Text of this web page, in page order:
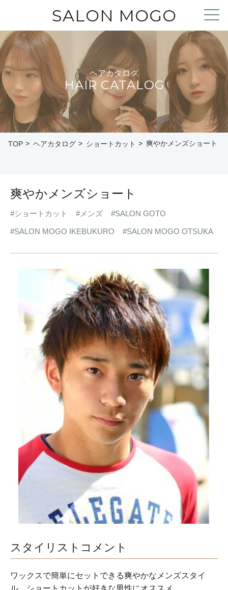
SALON MOGO
ヘアカタログ
HAIR CATALOG
TOP ヘアカタログ ショートカット 爽やかメンズショート
爽やかメンズショート
#ショートカット #メンズ #SALON GOTO
#SALON MOGO IKEBUKURO #SALON MOGO OTSUKA
スタイリストコメント
ワックスで簡単にセットできる爽やかなメンズスタイ
ル。ショートカットが好きな男性にオススメ。